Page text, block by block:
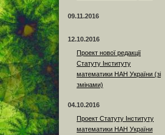
09.11.2016
12.10.2016
Проект нової редакції
Статуту Інституту
математики НАН України (зі
змінами)
04.10.2016
Проект Статуту Інституту
математики НАН України